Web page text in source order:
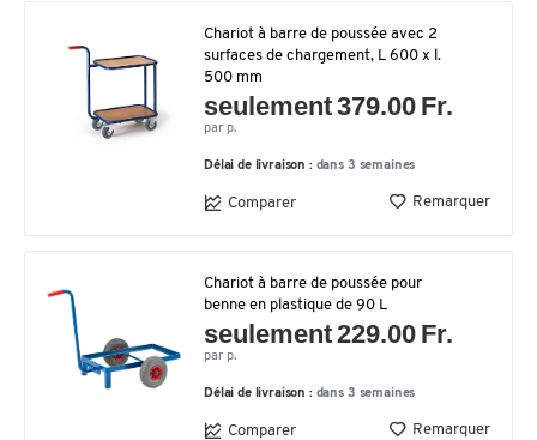
Chariot à barre de poussée avec 2
surfaces de chargement, L 600 x l.
500 mm
seulement 379.00 Fr.
par p.
Délai de livraison : dans 3 semaines
Comparer Remarquer
Chariot à barre de poussée pour
benne en plastique de 90 L
seulement 229.00 Fr.
par p.
Délai de livraison : dans 3 semaines
Comparer Remarquer